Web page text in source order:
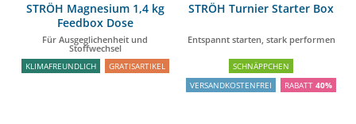
STRÖH Magnesium 1,4 kg
Feedbox Dose
Für Ausgeglichenheit und
Stoffwechsel
KLIMAFREUNDLICH GRATISARTIKEL
STRÖH Turnier Starter Box
Entspannt starten, stark performen
SCHNÄPPCHEN
VERSANDKOSTENFREI
RABATT 40%